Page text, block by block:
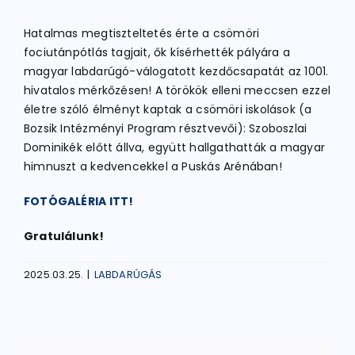
ATLÉTIKA
KERÉKPÁR
EGYÉB SPORTÁGAK
PÁLYÁK
Hatalmas megtiszteltetés érte a csömöri
fociutánpótlás tagjait, ők kísérhették pályára a
magyar labdarúgó-válogatott kezdőcsapatát az 1001.
hivatalos mérkőzésen! A törökök elleni meccsen ezzel
életre szóló élményt kaptak a csömöri iskolások (a
Bozsik Intézményi Program résztvevői): Szoboszlai
Dominikék előtt állva, együtt hallgathatták a magyar
himnuszt a kedvencekkel a Puskás Arénában!
FOTÓGALÉRIA ITT!
Gratulálunk!
2025.03.25. | LABDARÚGÁS